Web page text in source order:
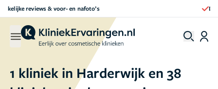
Direct een afspraak maken
1 kliniek in Harderwijk en 38